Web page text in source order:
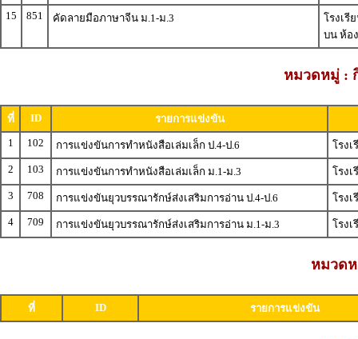
15
851 คัดลายมือภาษาจีน ม.1-ม.3
โรงเรี
บน ห้อ
หมวดหมู่ :
ที่ ID
รายการแข่งขัน
1
102 การแข่งขันการทำหนังสือเล่มเล็ก ป.4-ป.6
โรง
2
103 การแข่งขันการทำหนังสือเล่มเล็ก ม.1-ม.3
โรง
3
708 การแข่งขันยุวบรรณารักษ์ส่งเสริมการอ่าน ป.4-ป.6
โรง
4
709 การแข่งขันยุวบรรณารักษ์ส่งเสริมการอ่าน ม.1-ม.3 โรง
หมวด
ที่ ID รายการแข่งขัน